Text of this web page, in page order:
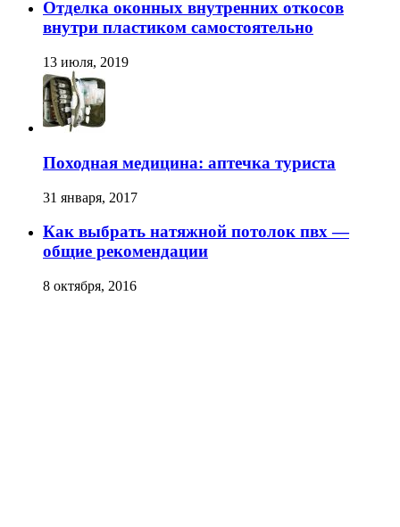
Отделка оконных внутренних откосов
внутри пластиком самостоятельно
13 июля, 2019
Походная медицина: аптечка туриста
31 января, 2017
Как выбрать натяжной потолок пвх —
общие рекомендации
8 октября, 2016